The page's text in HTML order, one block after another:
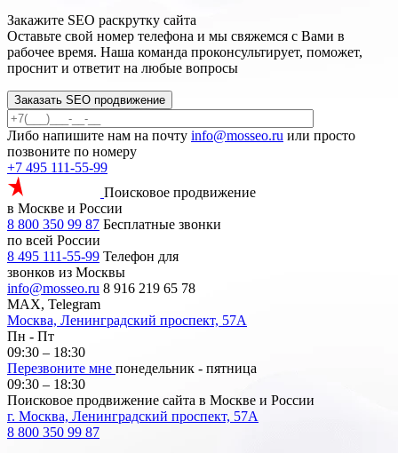
Закажите SEO раскрутку сайта
Оставьте свой номер телефона и мы свяжемся с Вами в
рабочее время. Наша команда проконсультирует, поможет,
проснит и ответит на любые вопросы
Заказать SEO продвижение
Либо напишите нам на почту info@mosseo.ru или просто
позвоните по номеру
+7 495 111-55-99
Поисковое продвижение
в Москве и России
8 800 350 99 87 Бесплатные звонки
по всей России
8 495 111-55-99 Телефон для
звонков из Москвы
info@mosseo.ru 8 916 219 65 78
MAX, Telegram
Москва, Ленинградский проспект, 57А
Пн - Пт
09:30 – 18:30
Перезвоните мне понедельник - пятница
09:30 – 18:30
Поисковое продвижение сайта в Москве и России
г. Москва, Ленинградский проспект, 57А
8 800 350 99 87